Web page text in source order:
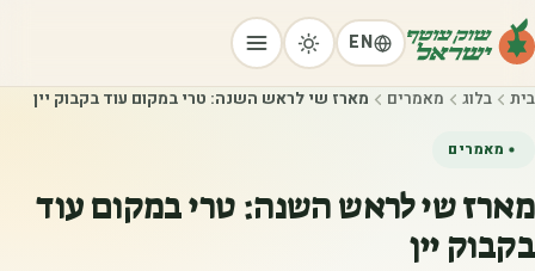
EN
בית בלוג מאמרים מארז שי לראש השנה: טרי במקום עוד בקבוק יין
מאמרים
מארז שי לראש השנה: טרי במקום עוד
בקבוק יין